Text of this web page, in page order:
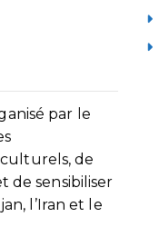
par le
de
de sensibiliser
l’Iran et le